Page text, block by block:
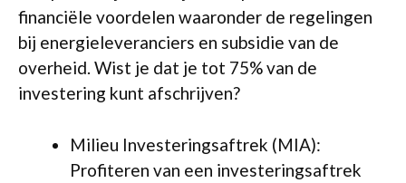
financiële voordelen waaronder de regelingen
bij energieleveranciers en subsidie van de
overheid. Wist je dat je tot 75% van de
investering kunt afschrijven?
Milieu Investeringsaftrek (MIA):
Profiteren van een investeringsaftrek